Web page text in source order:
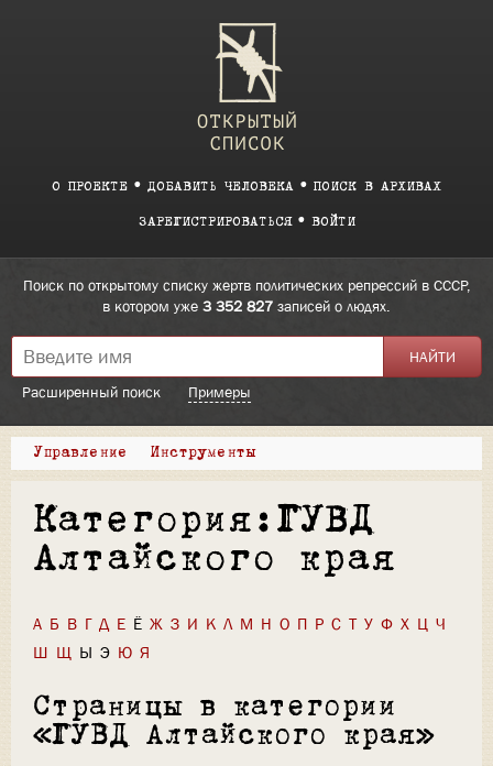
О ПРОЕКТЕ ДОБАВИТЬ ЧЕЛОВЕКА ПОИСК В АРХИВАХ
ЗАРЕГИСТРИРОВАТЬСЯ ВОЙТИ
Поиск по открытому списку жертв политических репрессий в СССР,
в котором уже 3 352 827 записей о людях.
Расширенный поиск Примеры
Управление Инструменты
Категория:ГУВД
Алтайского края
А Б В Г Д Е Ё Ж З И К Л М Н О П Р С Т У Ф Х Ц Ч
Ш Щ Ы Э Ю Я
Страницы в категории
«ГУВД Алтайского края»